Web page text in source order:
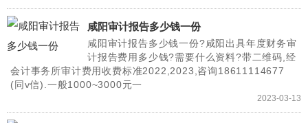
咸阳审计报告多少钱一份
咸阳审计报告多少钱一份?咸阳出具年度财务审
计报告费用多少钱?需要什么资料?带二维码,经
会计事务所审计费用收费标准2022,2023,咨询18611114677
(同v信).一般1000~3000元一
2023-03-13